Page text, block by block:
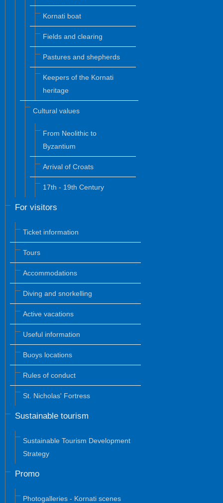
Kornati boat
Fields and clearing
Pastures and shepherds
Keepers of the Kornati
heritage
Cultural values
From Neolithic to
Byzantium
Arrival of Croats
17th - 19th Century
For visitors
Ticket information
Tours
Accommodations
Diving and snorkelling
Active vacations
Useful information
Buoys locations
Rules of conduct
St. Nicholas' Fortress
Sustainable tourism
Sustainable Tourism Development
Strategy
Promo
Photogalleries - Kornati scenes